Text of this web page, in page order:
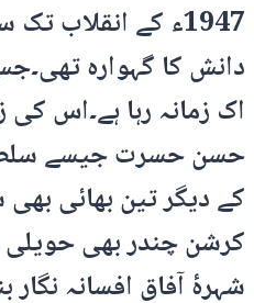
1947ء کے انقلاب
دانش کا گہوارہ
اک زمانہ رہا ہے۔اس
حسن حسرت جیسے
کے دیگر تین بھائی
کرشن چندر بھی
شہرۂ آفاق افسانہ